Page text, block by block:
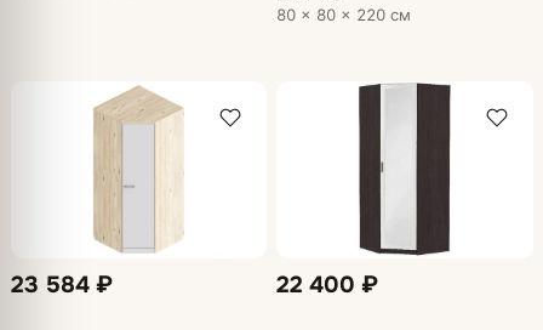
80 × 80 × 220 см
23 584 ₽ 22 400 ₽